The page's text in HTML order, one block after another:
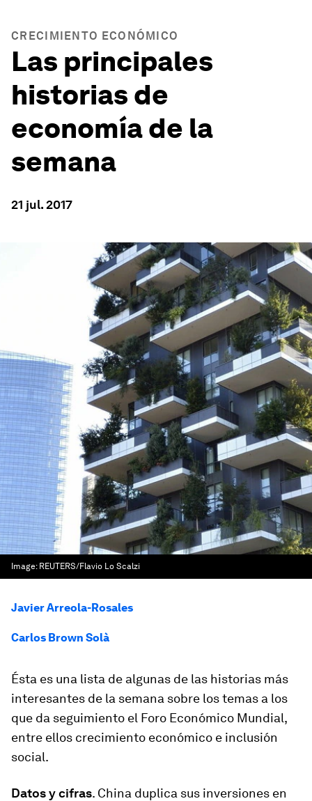
CRECIMIENTO ECONÓMICO
Las principales
historias de
economía de la
semana
21 jul. 2017
Image: REUTERS/Flavio Lo Scalzi
Javier Arreola-Rosales
Carlos Brown Solà
Ésta es una lista de algunas de las historias más
interesantes de la semana sobre los temas a los
que da seguimiento el Foro Económico Mundial,
entre ellos crecimiento económico e inclusión
social.
Datos y cifras. China duplica sus inversiones en